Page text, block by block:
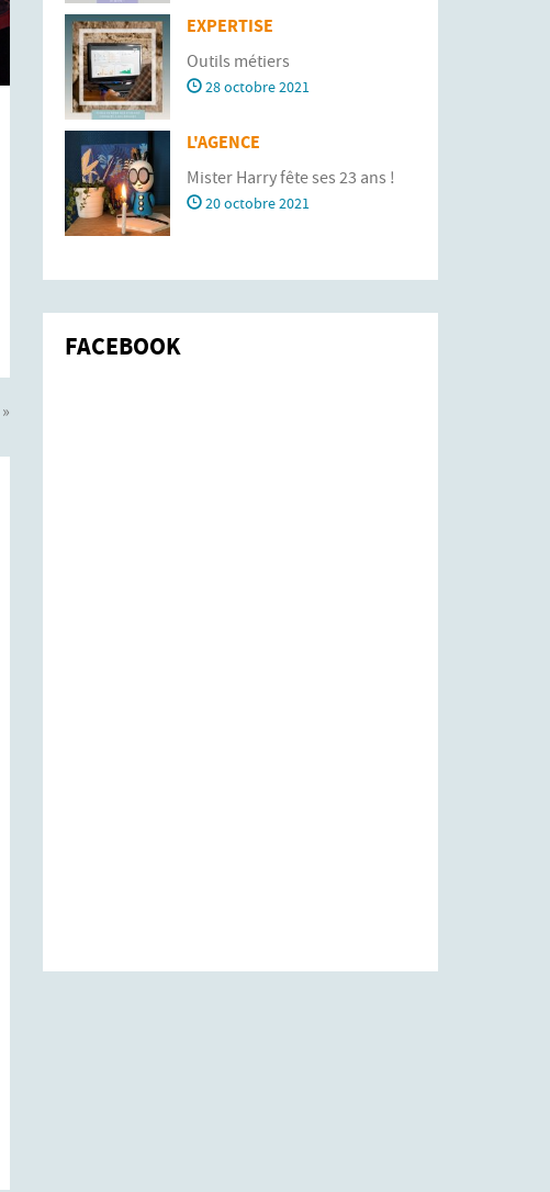
»
EXPERTISE
Outils métiers
28 octobre 2021
L'AGENCE
Mister Harry fête ses 23 ans !
20 octobre 2021
FACEBOOK